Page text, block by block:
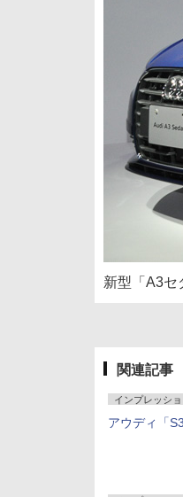
新型「A3セ
関連記事
インプレッショ
アウディ「